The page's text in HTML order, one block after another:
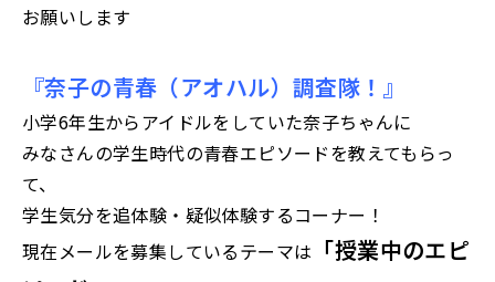
お願いします
『奈子の青春（アオハル）調査隊！』
小学6年生からアイドルをしていた奈子ちゃんに
みなさんの学生時代の青春エピソードを教えてもらっ
て、
学生気分を追体験・疑似体験するコーナー！
現在メールを募集しているテーマは 「授業中のエピ